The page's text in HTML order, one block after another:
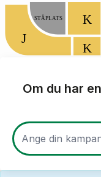
STÅPLATS K
K
J
Om du har